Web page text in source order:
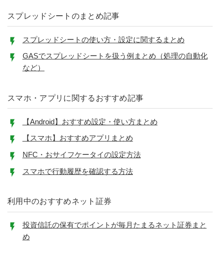
スプレッドシートのまとめ記事
スプレッドシートの使い方・設定に関するまとめ
GASでスプレッドシートを扱う例まとめ（処理の自動化
など）
スマホ・アプリに関するおすすめ記事
【Android】おすすめ設定・使い方まとめ
【スマホ】おすすめアプリまとめ
NFC・おサイフケータイの設定方法
スマホで行動履歴を確認する方法
利用中のおすすめネット証券
投資信託の保有でポイントが毎月たまるネット証券まと
め